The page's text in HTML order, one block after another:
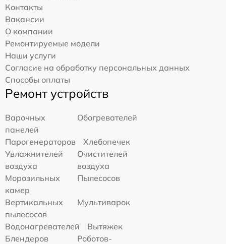
Контакты
Вакансии
О компании
Ремонтируемые модели
Наши услуги
Согласие на обработку персональных данных
Способы оплаты
Ремонт устройств
Варочных
панелей
Обогревателей
Парогенераторов
Хлебопечек
Увлажнителей
воздуха
Очистителей
воздуха
Морозильных
камер
Пылесосов
Вертикальных
пылесосов
Мультиварок
Водонагревателей
Вытяжек
Блендеров
Роботов-